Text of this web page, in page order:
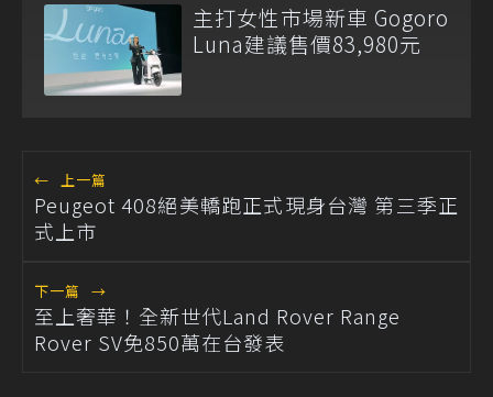
主打女性市場新車 Gogoro
Luna建議售價83,980元
← 上一篇
Peugeot 408絕美轎跑正式現身台灣 第三季正
式上市
下一篇 →
至上奢華！全新世代Land Rover Range
Rover SV免850萬在台發表